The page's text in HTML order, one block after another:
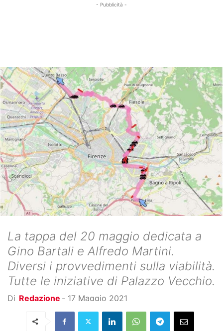
- Pubblicità -
La tappa del 20 maggio dedicata a
Gino Bartali e Alfredo Martini.
Diversi i provvedimenti sulla viabilità.
Tutte le iniziative di Palazzo Vecchio.
Di Redazione - 17 Maggio 2021